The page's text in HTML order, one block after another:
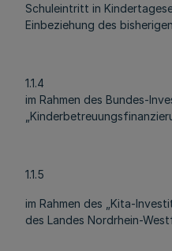
Schuleintritt in
Einbeziehung des
1.1.4
im Rahmen des Bundes-
1.1.5
im Rahmen des „Kita-
des Landes Nordrhein-